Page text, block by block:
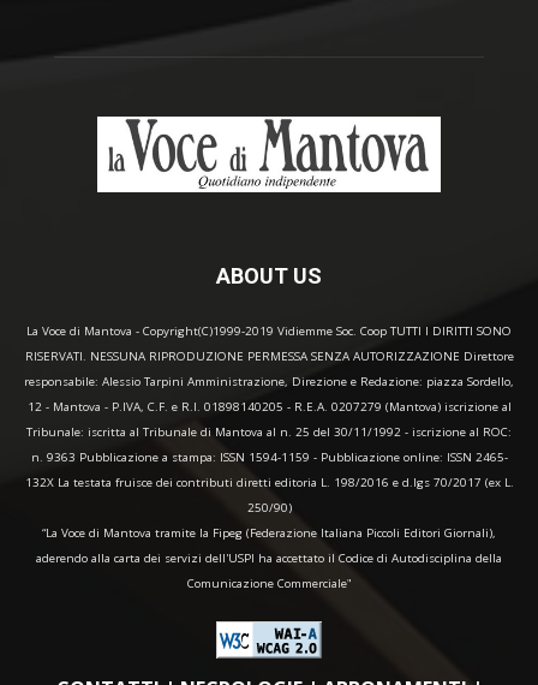
ABOUT US
La Voce di Mantova - Copyright(C)1999-2019 Vidiemme Soc. Coop TUTTI I DIRITTI SONO
RISERVATI. NESSUNA RIPRODUZIONE PERMESSA SENZA AUTORIZZAZIONE Direttore
responsabile: Alessio Tarpini Amministrazione, Direzione e Redazione: piazza Sordello,
12 - Mantova - P.IVA, C.F. e R.I. 01898140205 - R.E.A. 0207279 (Mantova) iscrizione al
Tribunale: iscritta al Tribunale di Mantova al n. 25 del 30/11/1992 - iscrizione al ROC:
n. 9363 Pubblicazione a stampa: ISSN 1594-1159 - Pubblicazione online: ISSN 2465-
132X La testata fruisce dei contributi diretti editoria L. 198/2016 e d.lgs 70/2017 (ex L.
250/90)
“La Voce di Mantova tramite la Fipeg (Federazione Italiana Piccoli Editori Giornali),
aderendo alla carta dei servizi dell'USPI ha accettato il Codice di Autodisciplina della
Comunicazione Commerciale"